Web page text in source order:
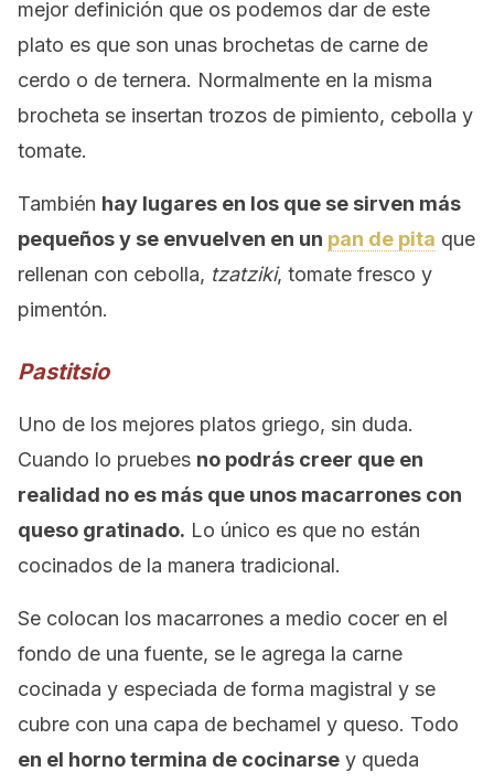
mejor definición que os podemos dar de este
plato es que son unas brochetas de carne de
cerdo o de ternera. Normalmente en la misma
brocheta se insertan trozos de pimiento, cebolla y
tomate.
También hay lugares en los que se sirven más
pequeños y se envuelven en un pan de pita que
rellenan con cebolla, tzatziki, tomate fresco y
pimentón.
Pastitsio
Uno de los mejores platos griego, sin duda.
Cuando lo pruebes no podrás creer que en
realidad no es más que unos macarrones con
queso gratinado. Lo único es que no están
cocinados de la manera tradicional.
Se colocan los macarrones a medio cocer en el
fondo de una fuente, se le agrega la carne
cocinada y especiada de forma magistral y se
cubre con una capa de bechamel y queso. Todo
en el horno termina de cocinarse y queda